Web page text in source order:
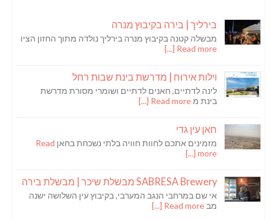
בירליך | בירה בקיבוץ מנרה
מבשלה קטנה בקיבוץ מנרה בירליך נולדה מתוך החזון הציו
Read more [...]
וילות אירוח | מדרשת בינת שבות רחל
לינה לדתיים, חאנים לדתיים ושומרי מסורת מדרשת
בינת מRead more [...]
חאן עין גדי
מזמינים אתכם לחוות חוויה בלתי נשכחת בחאן Read
more [...]
SABRESA Brewery מבשלת שיכר | מבשלת בירה
אי שם במרחבי הנגב המערבי, בקיבוץ עין השלושה ישנה
מב Read more [...]